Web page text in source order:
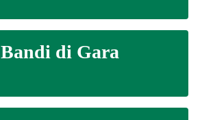
Bandi di Gara